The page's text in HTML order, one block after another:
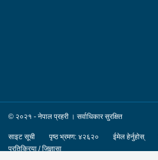
© २०२१ - नेपाल प्रहरी । सर्वाधिकार सुरक्षित
साइट सूची पृष्ठ भ्रमण: ४२६२० ईमेल हेर्नुहोस्
प्रतिक्रिया / जिज्ञासा